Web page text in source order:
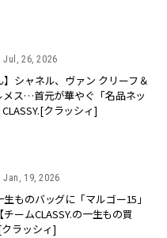
Jul, 26, 2026
】シャネル、ヴァン クリーフ＆
メス…首元が華やぐ「名品ネッ
クラッシィ]
Jan, 19, 2026
生ものバッグに「マルゴー15」
ームCLASSY.の一生もの買
クラッシィ]